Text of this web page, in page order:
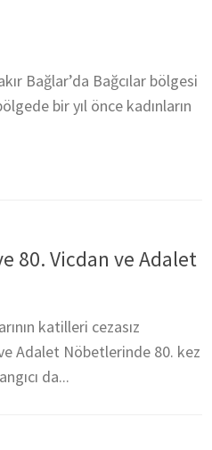
Bağlar’da Bağcılar bölgesi
bir yıl önce kadınların
80. Vicdan ve Adalet
katilleri cezasız
Adalet Nöbetlerinde 80. kez
da...